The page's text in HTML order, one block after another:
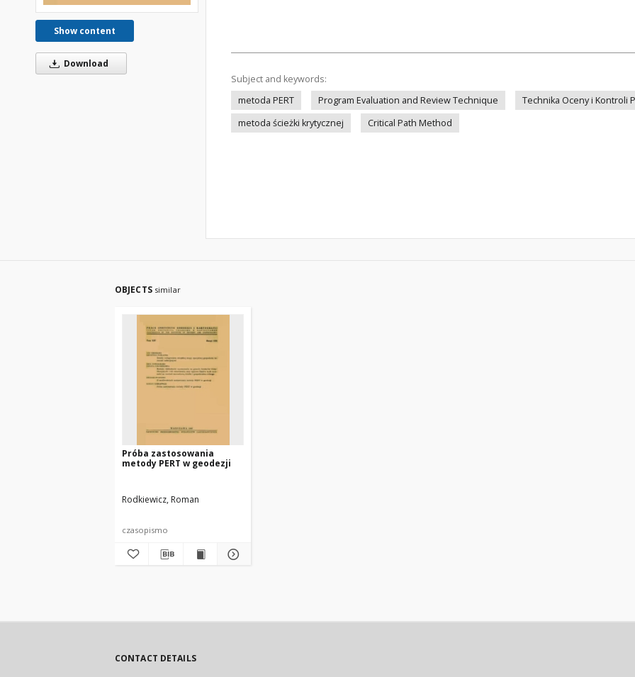
Show content
Download
Subject and keywords:
metoda PERT
Program Evaluation and Review Technique
Technika Oceny i Kontroli
metoda ścieżki krytycznej
Critical Path Method
OBJECTS similar
Próba zastosowania
metody PERT w geodezji
Rodkiewicz, Roman
czasopismo
CONTACT DETAILS